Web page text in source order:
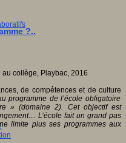
?..
de compé́tences et de culture
programme de l’école obligatoire
» (domaine 2). Cet objectif est
L’école fait un grand pas
limite plus ses programmes aux